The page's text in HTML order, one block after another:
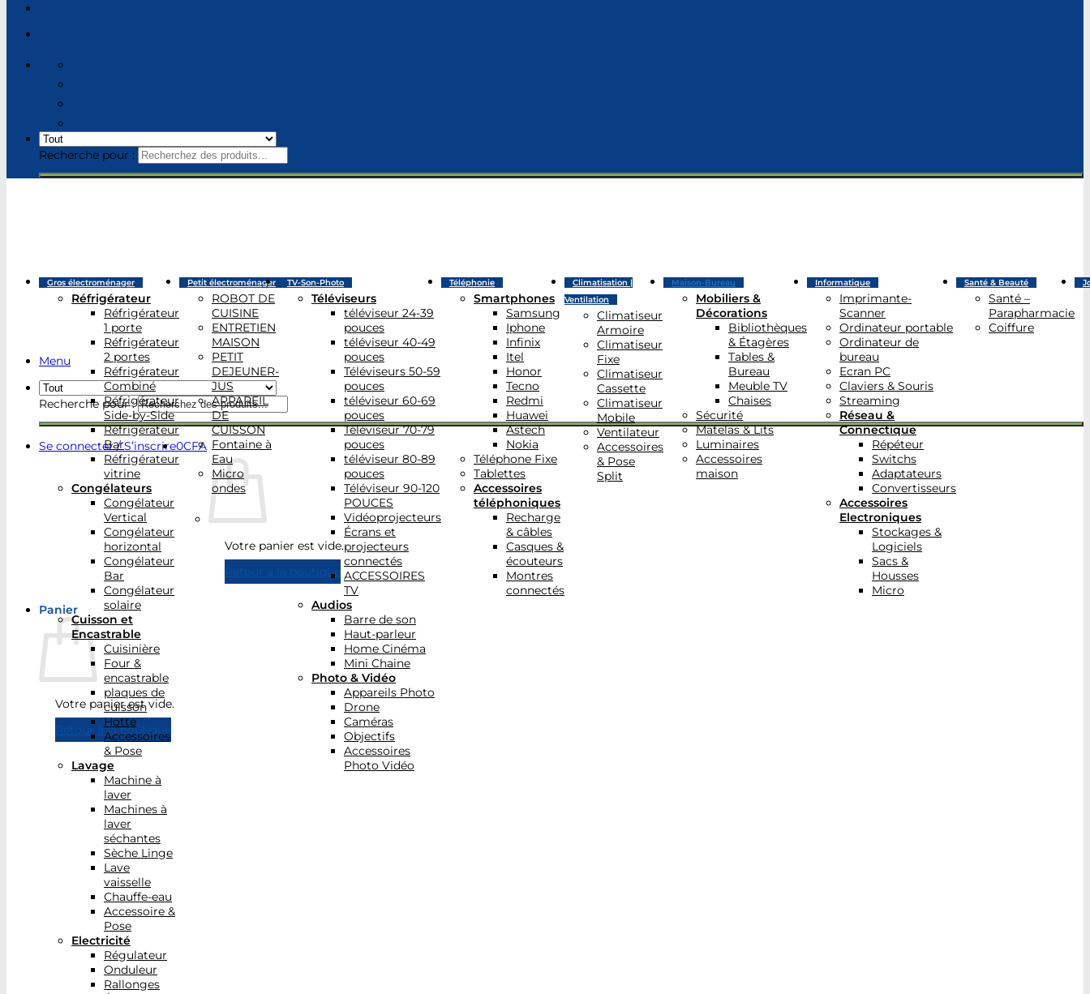
Recherche pour :
Menu
Recherche pour :
Se connecter / S’inscrire0CFA
Votre panier est vide.
Retour à la boutique
Panier
Votre panier est vide.
Retour à la boutique
Gros électroménager
Réfrigérateur
Réfrigérateur
1 porte
Réfrigérateur
2 portes
Réfrigérateur
Combiné
Réfrigérateur
Side-by-Side
Réfrigérateur
Bar
Réfrigérateur
vitrine
Congélateurs
Congélateur
Vertical
Congélateur
horizontal
Congélateur
Bar
Congélateur
solaire
Cuisson et
Encastrable
Cuisinière
Four &
encastrable
plaques de
cuisson
Hotte
Accessoires
& Pose
Lavage
Machine à
laver
Machines à
laver
séchantes
Sèche Linge
Lave
vaisselle
Chauffe-eau
Accessoire &
Pose
Electricité
Régulateur
Onduleur
Rallonges
Petit électroménager
ROBOT DE
CUISINE
ENTRETIEN
MAISON
PETIT
DEJEUNER-
JUS
APPAREIL
DE
CUISSON
Fontaine à
Eau
Micro
ondes
TV-Son-Photo
Téléviseurs
téléviseur 24-39
pouces
téléviseur 40-49
pouces
Téléviseurs 50-59
pouces
téléviseur 60-69
pouces
Téléviseur 70-79
pouces
téléviseur 80-89
pouces
Téléviseur 90-120
POUCES
Vidéoprojecteurs
Écrans et
projecteurs
connectés
ACCESSOIRES
TV
Audios
Barre de son
Haut-parleur
Home Cinéma
Mini Chaine
Photo & Vidéo
Appareils Photo
Drone
Caméras
Objectifs
Accessoires
Photo Vidéo
Téléphonie
Smartphones
Samsung
Iphone
Infinix
Itel
Honor
Tecno
Redmi
Huawei
Astech
Nokia
Téléphone Fixe
Tablettes
Accessoires
téléphoniques
Recharge
& câbles
Casques &
écouteurs
Montres
connectés
Climatisation |
Ventilation
Climatiseur
Armoire
Climatiseur
Fixe
Climatiseur
Cassette
Climatiseur
Mobile
Ventilateur
Accessoires
& Pose
Split
Maison-Bureau
Mobiliers &
Décorations
Bibliothèques
& Étagères
Tables &
Bureau
Meuble TV
Chaises
Sécurité
Matelas & Lits
Luminaires
Accessoires
maison
Informatique
Imprimante-
Scanner
Ordinateur portable
Ordinateur de
bureau
Ecran PC
Claviers & Souris
Streaming
Réseau &
Connectique
Répéteur
Switchs
Adaptateurs
Convertisseurs
Accessoires
Electroniques
Stockages &
Logiciels
Sacs &
Housses
Micro
Santé & Beauté
Santé –
Parapharmacie
Coiffure